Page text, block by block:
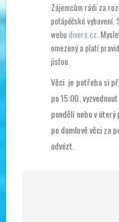
Zájemcům rádi za
potápěčské
webu divers.cz .
omezený a platí
jistou.
Věci je potřeba si
po 15:00,
pondělí nebo v
po domluvě věci za
odvézt.